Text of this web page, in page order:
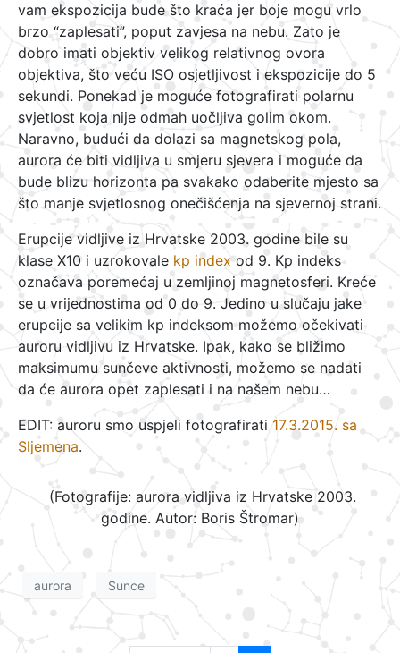
vam ekspozicija bude što kraća jer boje mogu vrlo
brzo “zaplesati”, poput zavjesa na nebu. Zato je
dobro imati objektiv velikog relativnog ovora
objektiva, što veću ISO osjetljivost i ekspozicije do 5
sekundi. Ponekad je moguće fotografirati polarnu
svjetlost koja nije odmah uočljiva golim okom.
Naravno, budući da dolazi sa magnetskog pola,
aurora će biti vidljiva u smjeru sjevera i moguće da
bude blizu horizonta pa svakako odaberite mjesto sa
što manje svjetlosnog onečišćenja na sjevernoj strani.
Erupcije vidljive iz Hrvatske 2003. godine bile su
klase X10 i uzrokovale kp index od 9. Kp indeks
označava poremećaj u zemljinoj magnetosferi. Kreće
se u vrijednostima od 0 do 9. Jedino u slučaju jake
erupcije sa velikim kp indeksom možemo očekivati
auroru vidljivu iz Hrvatske. Ipak, kako se bližimo
maksimumu sunčeve aktivnosti, možemo se nadati
da će aurora opet zaplesati i na našem nebu…
EDIT: auroru smo uspjeli fotografirati 17.3.2015. sa
Sljemena.
(Fotografije: aurora vidljiva iz Hrvatske 2003.
godine. Autor: Boris Štromar)
aurora Sunce